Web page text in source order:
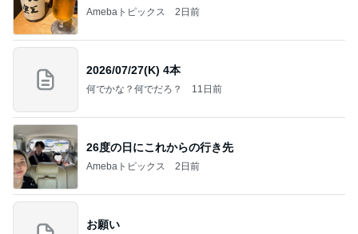
Amebaトピックス 2日前
2026/07/27(K) 4本
何でかな？何でだろ？ 11日前
26度の日にこれからの行き先
Amebaトピックス 2日前
お願い